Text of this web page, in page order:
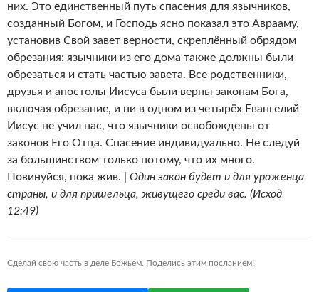
них. Это единственный путь спасения для язычников,
созданный Богом, и Господь ясно показал это Аврааму,
установив Свой завет верности, скреплённый обрядом
обрезания: язычники из его дома также должны были
обрезаться и стать частью завета. Все родственники,
друзья и апостолы Иисуса были верны законам Бога,
включая обрезание, и ни в одном из четырёх Евангелий
Иисус не учил нас, что язычники освобождены от
законов Его Отца. Спасение индивидуально. Не следуй
за большинством только потому, что их много.
Повинуйся, пока жив. | Один закон будет и для уроженца
страны, и для пришельца, живущего среди вас. (Исход
12:49)
Сделай свою часть в деле Божьем. Поделись этим посланием!